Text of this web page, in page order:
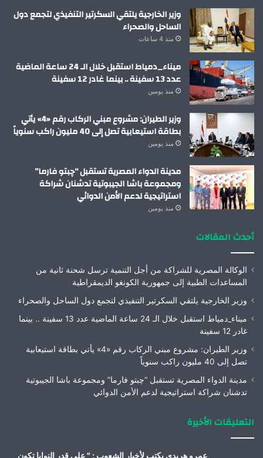
وزير الخارجية يلتقي السكرتير التنفيذي لتجمع دول
الساحل والصحراء
منذ 4 ساعات
ميناء_دمياط استقبل خلال الـ 24 ساعة الماضية
عدد 13 سفينة .. بينما غادر 12 سفينة
منذ يومين
وزير الطيران: مشروع مبني الركاب رقم «4» يأتي
بطاقة استيعابية تصل إلى 40 مليون راكب سنوياً
منذ يومين
مدينة الدواء المصرية تستقبل “چبتو فارما”
ومجموعة باشا الجيبوتية تدشنان شراكة
استراتيجية لدعم الأمن الدوائي
منذ يومين
أحدث المقالات
الوكالة المصرية للشراكة من أجل التنمية ترسل شحنة ثانية من
المساعدات الطبية إلى جمهورية الكونغو الديمقراطية
وزير الخارجية يلتقي السكرتير التنفيذي لتجمع دول الساحل والصحراء
ميناء_دمياط استقبل خلال الـ 24 ساعة الماضية عدد 13 سفينة .. بينما
غادر 12 سفينة
وزير الطيران: مشروع مبني الركاب رقم «4» يأتي بطاقة استيعابية
تصل إلى 40 مليون راكب سنوياً
مدينة الدواء المصرية تستقبل “چبتو فارما” ومجموعة باشا الجيبوتية
تدشنان شراكة استراتيجية لدعم الأمن الدوائي
التعليقات الأخيرة
عمرو هريدى يكتب لأخبار الشعوب : " على قدر النوايا تكون